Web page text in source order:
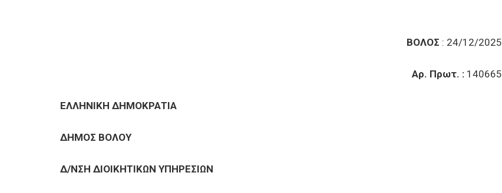
ΕΠΙΧΕΙΡΗΣΕΙΣ
ΕΠΙΣΚΕΠΤΕΣ
ΒΟΛΟΣ : 24/12/2025
Αρ. Πρωτ. : 140665
ΕΛΛΗΝΙΚΗ ΔΗΜΟΚΡΑΤΙΑ
ΔΗΜΟΣ ΒΟΛΟΥ
Δ/ΝΣΗ ΔΙΟΙΚΗΤΙΚΩΝ ΥΠΗΡΕΣΙΩΝ